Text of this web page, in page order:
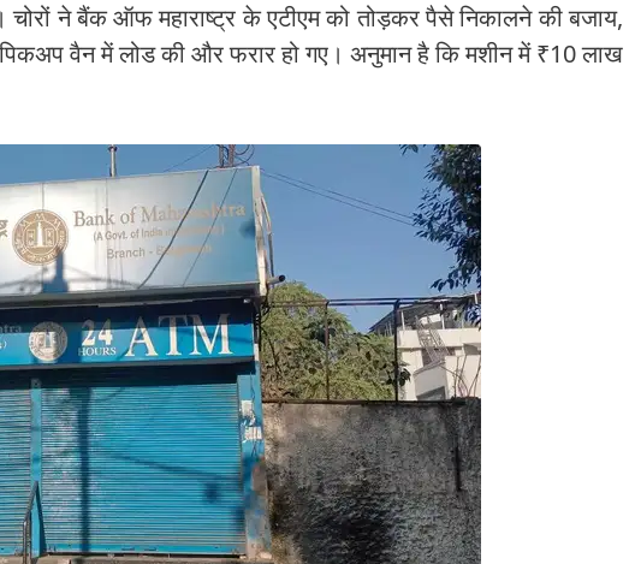
ने बैंक ऑफ महाराष्ट्र के एटीएम को तोड़कर पैसे निकालने की बजाय,
वैन में लोड की और फरार हो गए। अनुमान है कि मशीन में ₹10 लाख